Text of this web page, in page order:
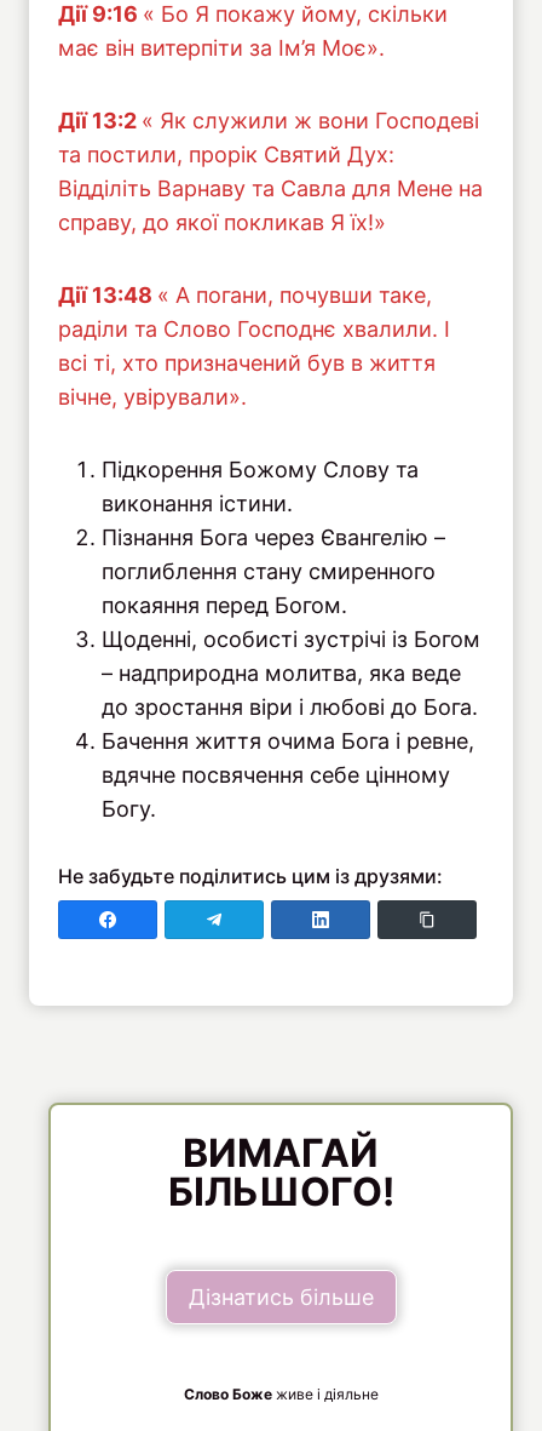
Дiї 9:16 « Бо Я покажу йому, скільки
має він витерпіти за Ім’я Моє».
Дiї 13:2 « Як служили ж вони Господеві
та постили, прорік Святий Дух:
Відділіть Варнаву та Савла для Мене на
справу, до якої покликав Я їх!»
Дiї 13:48 « А погани, почувши таке,
раділи та Слово Господнє хвалили. І
всі ті, хто призначений був в життя
вічне, увірували».
Підкорення Божому Слову та
виконання істини.
Пізнання Бога через Євангелію –
поглиблення стану смиренного
покаяння перед Богом.
Щоденні, особисті зустрічі із Богом
– надприродна молитва, яка веде
до зростання віри і любові до Бога.
Бачення життя очима Бога і ревне,
вдячне посвячення себе цінному
Богу.
Не забудьте поділитись цим із друзями:
Поділитись у FacebooПоділитись у TelegramПоділитись у LinkedIn
ВИМАГАЙ
БІЛЬШОГО!
Дізнатись більше
Слово Божеживе і діяльне